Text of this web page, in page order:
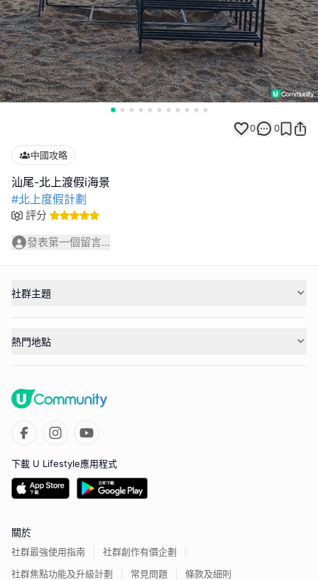
0 0
中國攻略
#北上度假計劃
評分
發表第一個留言...
社群主題
熱門地點
下載 U Lifestyle應用程式
關於
社群最強使用指南
社群創作有價企劃
社群焦點功能及升級計劃
常見問題 條款及細則